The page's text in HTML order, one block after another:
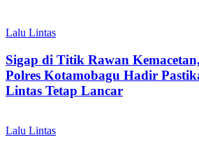
Lalu Lintas
Sigap di Titik Rawan
Polres Kotamobagu Hadir
Lintas Tetap Lancar
Lalu Lintas